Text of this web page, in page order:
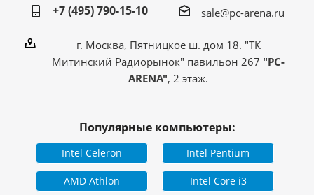
+7 (495) 790-15-10
sale@pc-arena.ru
г. Москва, Пятницкое ш. дом 18. "ТК
Митинский Радиорынок" павильон 267 "PC-
ARENA", 2 этаж.
Популярные компьютеры:
Intel Celeron Intel Pentium
AMD Athlon Intel Core i3